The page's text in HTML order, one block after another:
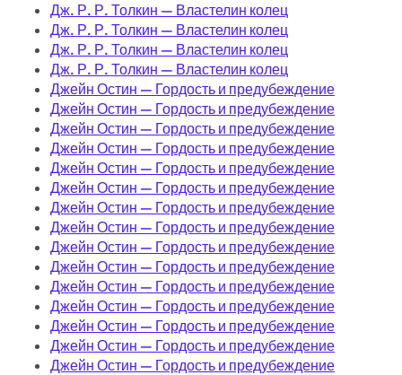
Дж. Р. Р. Толкин — Властелин колец
Дж. Р. Р. Толкин — Властелин колец
Дж. Р. Р. Толкин — Властелин колец
Дж. Р. Р. Толкин — Властелин колец
Джейн Остин — Гордость и предубеждение
Джейн Остин — Гордость и предубеждение
Джейн Остин — Гордость и предубеждение
Джейн Остин — Гордость и предубеждение
Джейн Остин — Гордость и предубеждение
Джейн Остин — Гордость и предубеждение
Джейн Остин — Гордость и предубеждение
Джейн Остин — Гордость и предубеждение
Джейн Остин — Гордость и предубеждение
Джейн Остин — Гордость и предубеждение
Джейн Остин — Гордость и предубеждение
Джейн Остин — Гордость и предубеждение
Джейн Остин — Гордость и предубеждение
Джейн Остин — Гордость и предубеждение
Джейн Остин — Гордость и предубеждение